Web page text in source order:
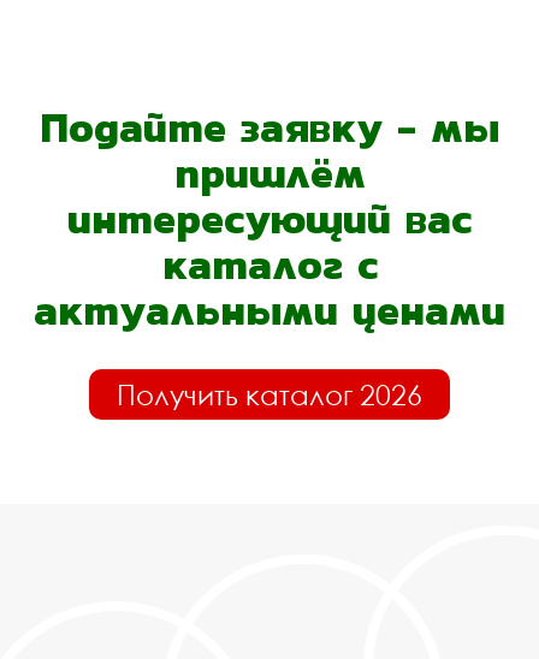
Подайте заявку - мы
пришлём
интересующий вас
каталог с
актуальными ценами
Получить каталог 2026